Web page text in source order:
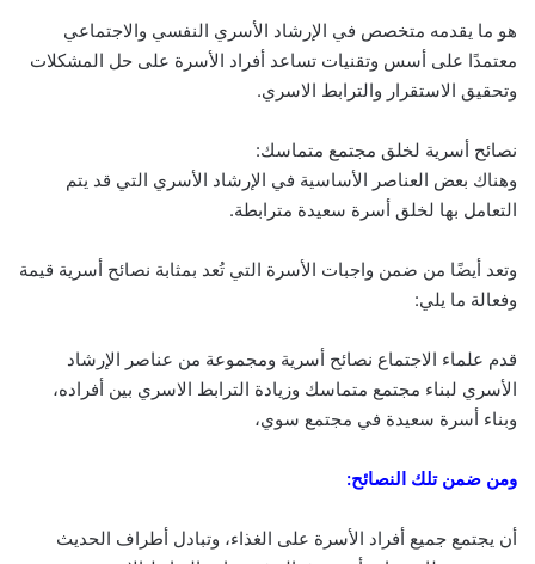
هو ما يقدمه متخصص في الإرشاد الأسري النفسي والاجتماعي
معتمدًا على أسس وتقنيات تساعد أفراد الأسرة على حل المشكلات
وتحقيق الاستقرار والترابط الاسري.
نصائح أسرية لخلق مجتمع متماسك:
وهناك بعض العناصر الأساسية في الإرشاد الأسري التي قد يتم
التعامل بها لخلق أسرة سعيدة مترابطة.
وتعد أيضًا من ضمن واجبات الأسرة التي تُعد بمثابة نصائح أسرية قيمة
وفعالة ما يلي:
قدم علماء الاجتماع نصائح أسرية ومجموعة من عناصر الإرشاد
الأسري لبناء مجتمع متماسك وزيادة الترابط الاسري بين أفراده،
وبناء أسرة سعيدة في مجتمع سوي،
ومن ضمن تلك النصائح:
أن يجتمع جميع أفراد الأسرة على الغذاء، وتبادل أطراف الحديث